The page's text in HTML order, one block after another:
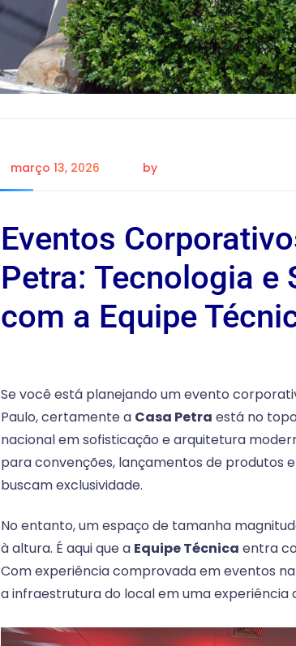
março 13, 2026 by
Eventos
Petra: Tecnologia e
com a Equipe
Se você está planejando um evento
Paulo, certamente a Casa Petra está no
nacional em sofisticação e arquitetura
para convenções, lançamentos de produtos
buscam exclusividade.
No entanto, um espaço de tamanha
à altura. É aqui que a Equipe Técnica entra
Com experiência comprovada em eventos
a infraestrutura do local em uma experiência